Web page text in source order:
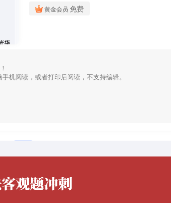
黄金会员 免费
机阅读，或者打印后阅读，不支持编辑。